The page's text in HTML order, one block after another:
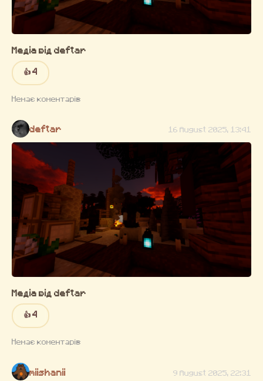
Медіа від deftar
👍 4
Немає коментарів
deftar 16 August 2025, 13:41
Медіа від deftar
👍 4
Немає коментарів
miishanii 9 August 2025, 22:31